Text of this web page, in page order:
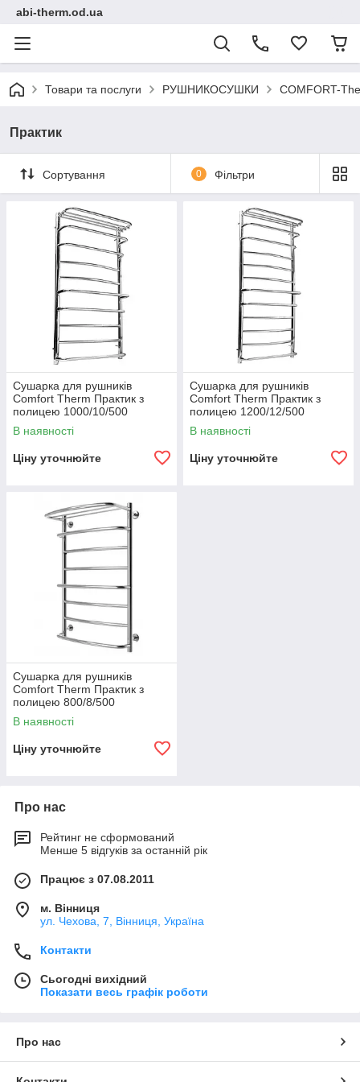
abi-therm.od.ua
Товари та послуги РУШНИКОСУШКИ COMFORT-
Практик
Сортування 0 Фільтри
Сушарка для рушників
Comfort Therm Практик з
полицею 1000/10/500
В наявності
Ціну уточнюйте
Сушарка для рушників
Comfort Therm Практик з
полицею 1200/12/500
В наявності
Ціну уточнюйте
Сушарка для рушників
Comfort Therm Практик з
полицею 800/8/500
В наявності
Ціну уточнюйте
Про нас
Рейтинг не сформований
Менше 5 відгуків за останній рік
Працює з 07.08.2011
м. Вінниця
ул. Чехова, 7, Вінниця, Україна
Контакти
Сьогодні вихідний
Показати весь графік роботи
Про нас